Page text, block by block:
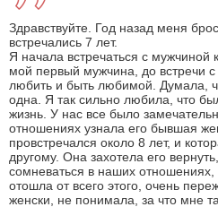
Здравствуйте. Год назад меня
встречались 7 лет.
Я начала встречаться с
мой первый мужчина, до встречи
любить и быть любимой. Думала,
одна. Я так сильно любила, что
жизнь. У нас все было
отношениях узнала его бывшая
провстречался около 8 лет, и
другому. Она захотела его
сомневаться в наших отношениях,
отошла от всего этого, очень
женски, не понимала, за что мне